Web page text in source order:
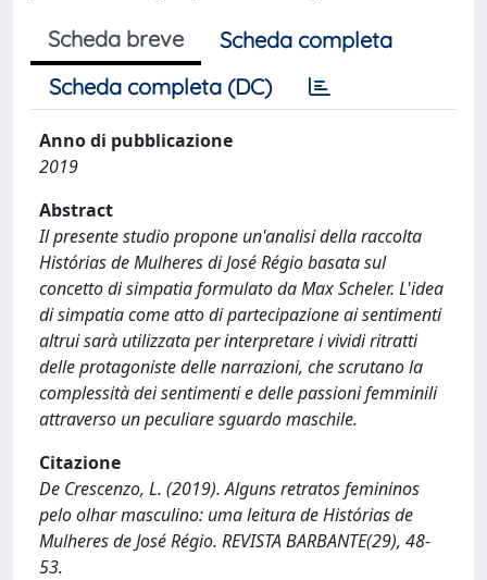
Scheda breve
Scheda completa
Scheda completa (DC)
Anno di pubblicazione
2019
Abstract
Il presente studio propone un'analisi della raccolta
Histórias de Mulheres di José Régio basata sul
concetto di simpatia formulato da Max Scheler. L'idea
di simpatia come atto di partecipazione ai sentimenti
altrui sarà utilizzata per interpretare i vividi ritratti
delle protagoniste delle narrazioni, che scrutano la
complessità dei sentimenti e delle passioni femminili
attraverso un peculiare sguardo maschile.
Citazione
De Crescenzo, L. (2019). Alguns retratos femininos
pelo olhar masculino: uma leitura de Histórias de
Mulheres de José Régio. REVISTA BARBANTE(29), 48-
53.